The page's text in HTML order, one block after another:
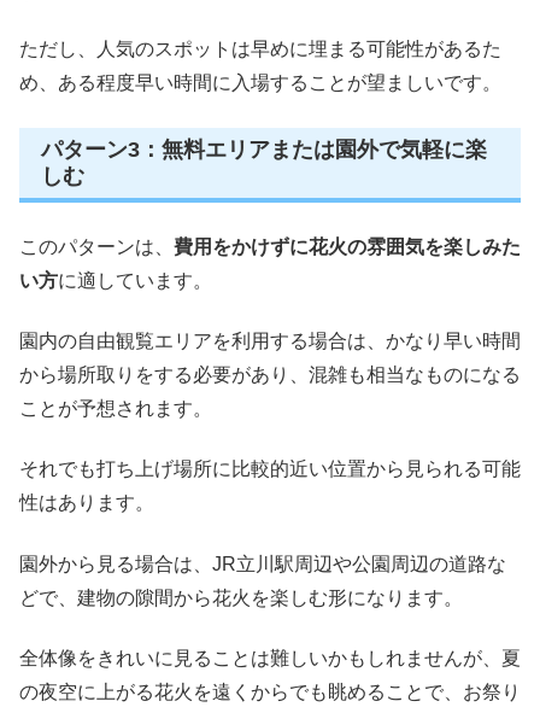
ただし、人気のスポットは早めに埋まる可能性があるた
め、ある程度早い時間に入場することが望ましいです。
パターン3：無料エリアまたは園外で気軽に楽
しむ
このパターンは、 費用をかけずに花火の雰囲気を楽しみた
い方に適しています。
園内の自由観覧エリアを利用する場合は、かなり早い時間
から場所取りをする必要があり、混雑も相当なものになる
ことが予想されます。
それでも打ち上げ場所に比較的近い位置から見られる可能
性はあります。
園外から見る場合は、JR立川駅周辺や公園周辺の道路な
どで、建物の隙間から花火を楽しむ形になります。
全体像をきれいに見ることは難しいかもしれませんが、夏
の夜空に上がる花火を遠くからでも眺めることで、お祭り